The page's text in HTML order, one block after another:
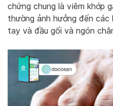
chứng chung là viêm khớp
thường ảnh hưởng đến
tay và đầu gối và ngón